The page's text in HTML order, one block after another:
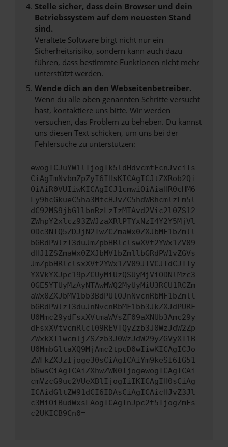
Stelle sicher, dass dein Browser und dein
Betriebssystem auf dem neuesten Stand
sind.
Veraltete Software birgt nicht nur ein
Sicherheitsrisiko, sondern kann auch dazu
führen, dass bestimmte Funktionen nicht mehr
unterstützt werden.
Wende dich an den Webseitenbetreiber.
Wenn du alle oben genannten Schritte versucht
hast, kontaktiere uns bitte. Wir werden
versuchen, das Problem zu beheben. Du kannst
uns diesen Text schicken, um uns bei der
Fehlersuche zu unterstützen:
ewogICJuYW1lIjogIk5ldHdvcmtFcnJvciIs
CiAgImNvbmZpZyI6IHsKICAgICJtZXRob2Qi
OiAiR0VUIiwKICAgICJ1cmwiOiAiaHR0cHM6
Ly9hcGkueC5ha3MtcHJvZC5hdWRhcmlzLm5l
dC92MS9jbGllbnRzLzIzMTAvd2Vic2l0ZS12
ZWhpY2xlcz93ZWJzaXRlPTYxNzI4Y2Y5MjVl
ODc3NTQ5ZDJjN2IwZCZmaWx0ZXJbMF1bZmll
bGRdPWlzT3duJmZpbHRlclswXVt2YWx1ZV09
dHJ1ZSZmaWx0ZXJbMV1bZmllbGRdPW1vZGVs
JmZpbHRlclsxXVt2YWx1ZV09JTVCJTdCJTIy
YXVkYXJpc19pZCUyMiUzQSUyMjViODNlMzc3
OGE5YTUyMzAyNTAwMWQ2MyUyMiU3RCU1RCZm
aWx0ZXJbMV1bb3BdPUlOJnNvcnRbMF1bZmll
bGRdPWlzT3duJnNvcnRbMF1bb3JkZXJdPURF
U0Mmc29ydFsxXVtmaWVsZF09aXNUb3Amc29y
dFsxXVtvcmRlcl09REVTQyZzb3J0WzJdW2Zp
ZWxkXT1wcmljZSZzb3J0WzJdW29yZGVyXT1B
U0MmbGltaXQ9MjAmc2tpcD0wIiwKICAgICJo
ZWFkZXJzIjoge30sCiAgICAiYm9keSI6IG51
bGwsCiAgICAiZXhwZWN0IjogewogICAgICAi
cmVzcG9uc2VUeXBlIjogIiIKICAgIH0sCiAg
ICAidGltZW91dCI6IDAsCiAgICAicHJvZ3Jl
c3MiOiBudWxsLAogICAgInJpc2t5IjogZmFs
c2UKICB9Cn0=